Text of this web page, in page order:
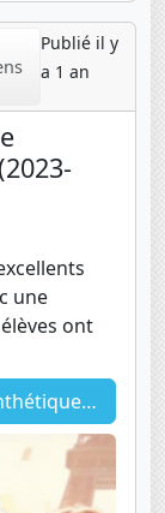
Publié il y
a 1 an
une
ont
(2023-2024)